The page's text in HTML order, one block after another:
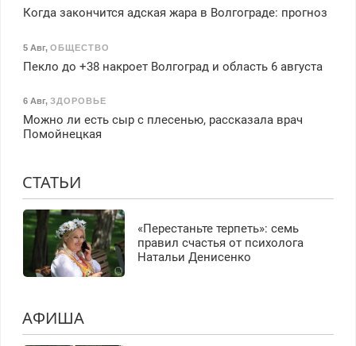
Когда закончится адская жара в Волгограде: прогноз
5 Авг, ОБЩЕСТВО
Пекло до +38 накроет Волгоград и область 6 августа
6 Авг, ЗДОРОВЬЕ
Можно ли есть сыр с плесенью, рассказала врач
Помойнецкая
СТАТЬИ
«Перестаньте терпеть»: семь
правил счастья от психолога
Натальи Денисенко
АФИША